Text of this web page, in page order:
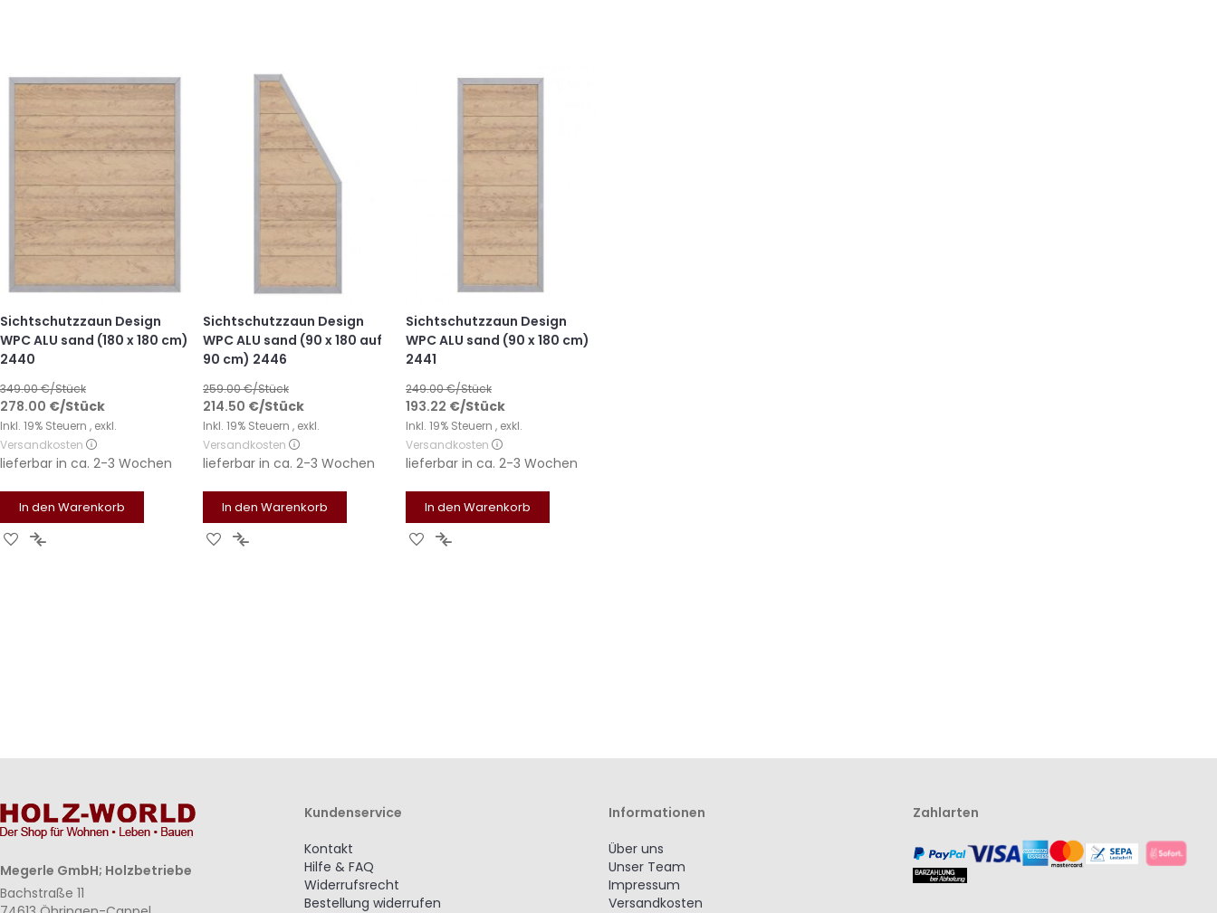
Sichtschutzzaun Design
WPC ALU sand (180 x 180 cm)
2440
349.00€/Stück
278.00 €/Stück
Inkl. 19% Steuern , exkl.
Versandkosten
lieferbar in ca. 2-3 Wochen
In den Warenkorb
Zur Zur
Sichtschutzzaun Design
WPC ALU sand (90 x 180 auf
90 cm) 2446
259.00€/Stück
214.50 €/Stück
Inkl. 19% Steuern , exkl.
Versandkosten
lieferbar in ca. 2-3 Wochen
In den Warenkorb
Zur Zur
Sichtschutzzaun Design
WPC ALU sand (90 x 180 cm)
2441
249.00€/Stück
193.22 €/Stück
Inkl. 19% Steuern , exkl.
Versandkosten
lieferbar in ca. 2-3 Wochen
In den Warenkorb
Zur Zur
Megerle GmbH; Holzbetriebe
Bachstraße 11
Kundenservice
Kontakt
Hilfe & FAQ
Widerrufsrecht
Bestellung widerrufen
Informationen
Über uns
Unser Team
Impressum
Versandkosten
Zahlarten